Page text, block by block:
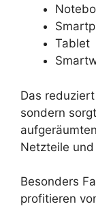
Tablet
Das
sondern
Netzteile
Besonders
profitieren